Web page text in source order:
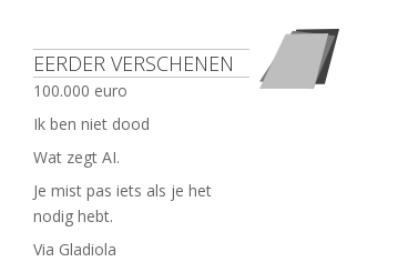
EERDER VERSCHENEN
100.000 euro
Ik ben niet dood
Wat zegt AI.
Je mist pas iets als je het
nodig hebt.
Via Gladiola